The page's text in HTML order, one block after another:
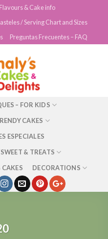
& Cake info
/ Serving Chart and Sizes
Preguntas Frecuentes – FAQ
– FOR KIDS
CAKES
ESPECIALES
& TREATS
DECORATIONS